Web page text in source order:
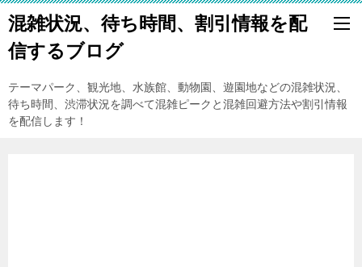
混雑状況、待ち時間、割引情報を配
信するブログ
テーマパーク、観光地、水族館、動物園、遊園地などの混雑状況、
待ち時間、渋滞状況を調べて混雑ピークと混雑回避方法や割引情報
を配信します！